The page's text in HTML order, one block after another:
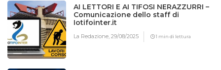
AI LETTORI E AI TIFOSI NERAZZURRI –
Comunicazione dello staff di
Iotifointer.it
La Redazione,29/08/2025 1 min di lettura